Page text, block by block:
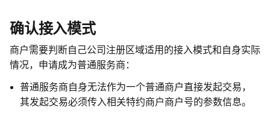
确认接入模式
商户需要判断自己公司注册区域适用的接入模式和自身实际
情况，申请成为普通服务商：
普通服务商自身无法作为一个普通商户直接发起交易，
其发起交易必须传入相关特约商户商户号的参数信息。